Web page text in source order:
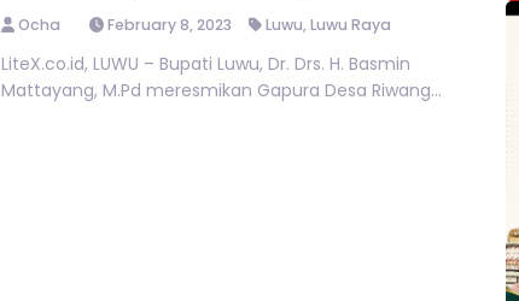
Ocha February 8, 2023 Luwu,Luwu Raya
LiteX.co.id, LUWU – Bupati Luwu, Dr. Drs. H. Basmin
Mattayang, M.Pd meresmikan Gapura Desa Riwang...